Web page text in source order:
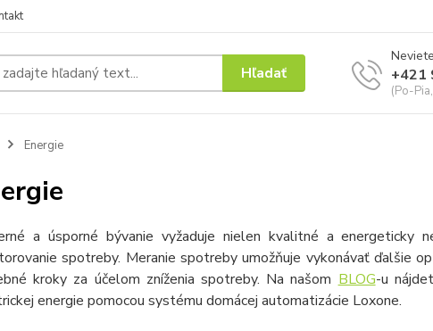
Hľadať +421
(Po-
Energie
a úsporné bývanie vyžaduje nielen kvalitné a energeticky
spotreby. Meranie spotreby umožňuje vykonávať ďalšie
kroky za účelom zníženia spotreby. Na našom BLOG-u
energie pomocou systému domácej automatizácie Loxone.